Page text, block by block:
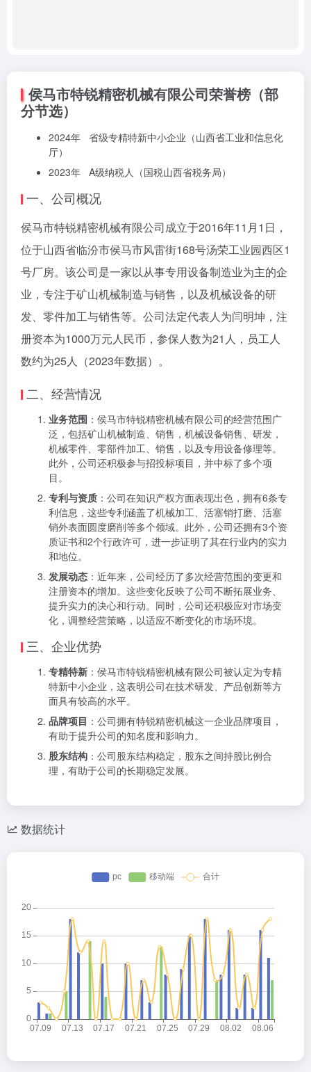
侯马市特锐精密机械有限公司荣誉榜（部
分节选）
2024年 省级专精特新中小企业（山西省工业和信息化
厅）
2023年 A级纳税人（国税山西省税务局）
一、公司概况
侯马市特锐精密机械有限公司成立于2016年11月1日，
位于山西省临汾市侯马市风雷街168号汤荣工业园西区1
号厂房。该公司是一家以从事专用设备制造业为主的企
业，专注于矿山机械制造与销售，以及机械设备的研
发、零件加工与销售等。公司法定代表人为闫明坤，注
册资本为1000万元人民币，参保人数为21人，员工人
数约为25人（2023年数据）。
二、经营情况
业务范围 ：侯马市特锐精密机械有限公司的经营范围广
泛，包括矿山机械制造、销售，机械设备销售、研发，
机械零件、零部件加工、销售，以及专用设备修理等。
此外，公司还积极参与招投标项目，并中标了多个项
目。
专利与资质 ：公司在知识产权方面表现出色，拥有6条专
利信息，这些专利涵盖了机械加工、活塞销打磨、活塞
销外表面圆度磨削等多个领域。此外，公司还拥有3个资
质证书和2个行政许可，进一步证明了其在行业内的实力
和地位。
发展动态 ：近年来，公司经历了多次经营范围的变更和
注册资本的增加。这些变化反映了公司不断拓展业务、
提升实力的决心和行动。同时，公司还积极应对市场变
化，调整经营策略，以适应不断变化的市场环境。
三、企业优势
专精特新 ：侯马市特锐精密机械有限公司被认定为专精
特新中小企业，这表明公司在技术研发、产品创新等方
面具有较高的水平。
品牌项目 ：公司拥有特锐精密机械这一企业品牌项目，
有助于提升公司的知名度和影响力。
股东结构 ：公司股东结构稳定，股东之间持股比例合
理，有助于公司的长期稳定发展。
数据统计